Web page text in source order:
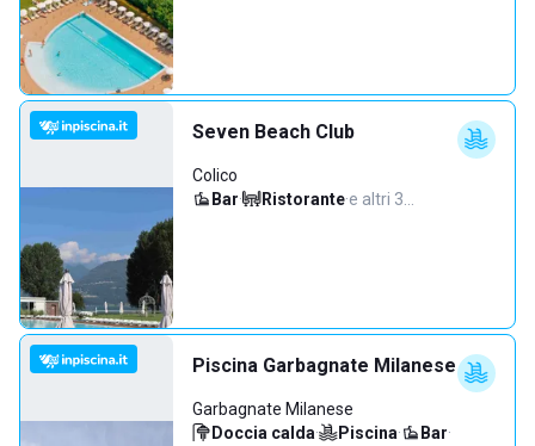
Seven Beach Club
Colico
Bar· Ristorante·e altri 3…
Piscina Garbagnate Milanese
Garbagnate Milanese
Doccia calda· Piscina· Bar·